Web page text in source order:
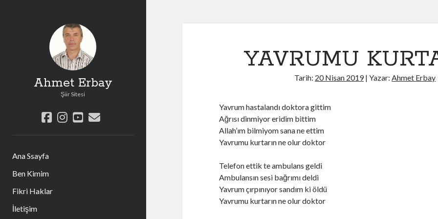
Ahmet Erbay
Şiir Sitesi
facebook
instagram
youtube
e-
Ana Ssayfa
Ben Kimim
Fikri Haklar
İletişim
YAVRUMU
Tarih: 20 Nisan 2019| Yazar:Ahmet Erbay
Yavrum hastalandı doktora gittim
Ağrısı dinmiyor eridim bittim
Allah’ım bilmiyom sana ne ettim
Yavrumu kurtarın ne olur doktor
Telefon ettik te ambulans geldi
Ambulansın sesi bağrımı deldi
Yavrum çırpınıyor sandım ki öldü
Yavrumu kurtarın ne olur doktor